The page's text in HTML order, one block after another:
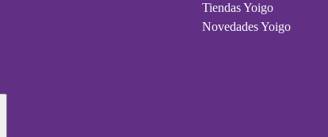
Tiendas Yoigo
Novedades Yoigo